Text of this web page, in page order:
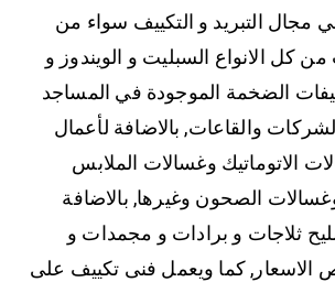
التبريد و التكييف سواء من
كل الانواع السبليت و الويندوز و
الضخمة الموجودة في المساجد
والقاعات, بالاضافة لأعمال
الاتوماتيك وغسالات الملابس
الصحون وغيرها, بالاضافة
ثلاجات و برادات و مجمدات و
الاسعار, كما ويعمل فنى تكييف على